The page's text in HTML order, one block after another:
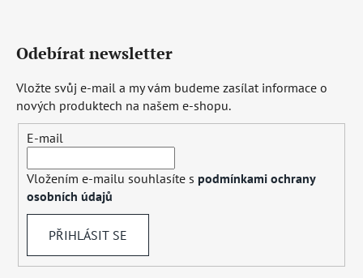
Odebírat newsletter
Vložte svůj e-mail a my vám budeme zasílat informace o
nových produktech na našem e-shopu.
E-mail
Vložením e-mailu souhlasíte s podmínkami ochrany
osobních údajů
PŘIHLÁSIT SE